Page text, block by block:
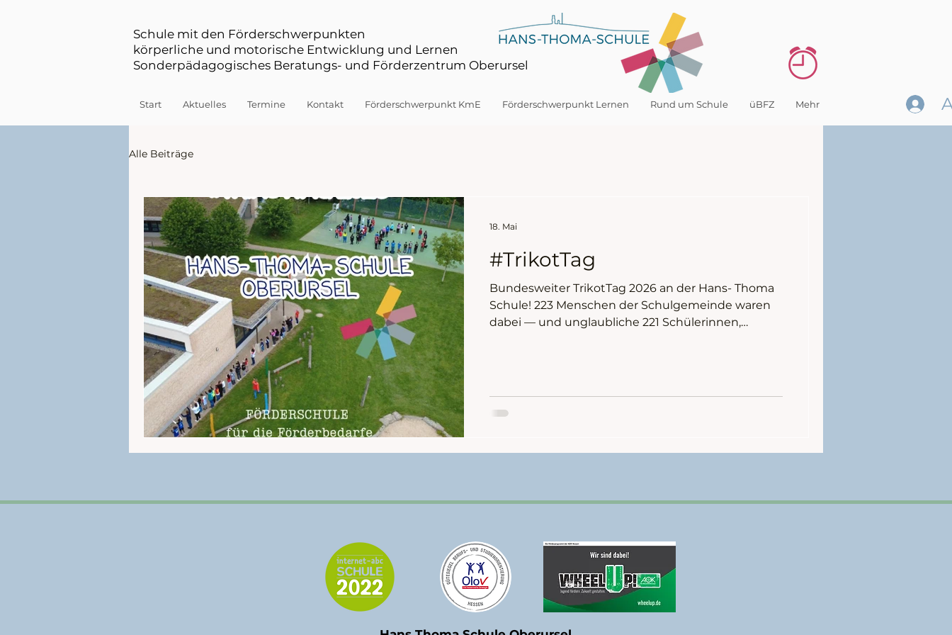
Schule mit den Förderschwerpunkten
körperliche und motorische Entwicklung und Lernen
Sonderpädagogisches Beratungs- und Förderzentrum Oberursel
Start Aktuelles Termine Kontakt Förderschwerpunkt KmE Förderschwerpunkt Lernen Rund um Schule üBFZ Mehr
Alle Beiträge
#TrikotTag
Bundesweiter TrikotTag 2026 an der Hans- Thoma
Schule! 223 Menschen der Schulgemeinde waren
dabei — und unglaubliche 221 Schülerinnen,
18. Mai